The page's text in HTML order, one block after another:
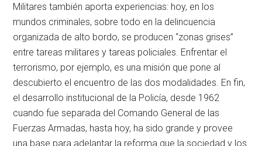
Militares también aporta experiencias: hoy, en los
mundos criminales, sobre todo en la delincuencia
organizada de alto bordo, se producen “zonas grises”
entre tareas militares y tareas policiales. Enfrentar el
terrorismo, por ejemplo, es una misión que pone al
descubierto el encuentro de las dos modalidades. En fin,
el desarrollo institucional de la Policía, desde 1962
cuando fue separada del Comando General de las
Fuerzas Armadas, hasta hoy, ha sido grande y provee
una base para adelantar la reforma que la sociedad y los